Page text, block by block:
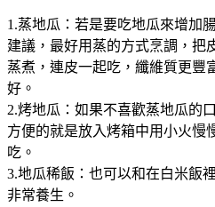
1.蒸地瓜：若是要吃地瓜來增加
建議，最好用蒸的方式烹調，把
蒸煮，連皮一起吃，纖維質更豐
好。
2.烤地瓜：如果不喜歡蒸地瓜的
方便的就是放入烤箱中用小火慢
吃。
3.地瓜稀飯：也可以和在白米飯
非常養生。